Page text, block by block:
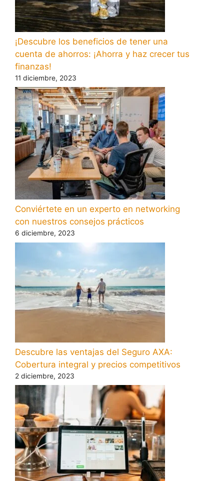
¡Descubre los beneficios de tener una
cuenta de ahorros: ¡Ahorra y haz crecer tus
finanzas!
11 diciembre, 2023
Conviértete en un experto en networking
con nuestros consejos prácticos
6 diciembre, 2023
Descubre las ventajas del Seguro AXA:
Cobertura integral y precios competitivos
2 diciembre, 2023